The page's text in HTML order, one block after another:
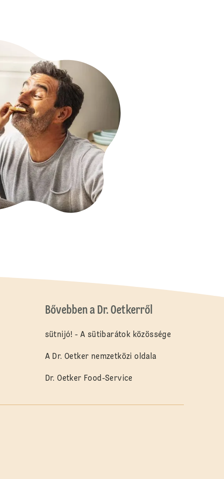
Bővebben a Dr. Oetkerről
sütnijó! - A sütibarátok közössége
A Dr. Oetker nemzetközi oldala
Dr. Oetker Food-Service